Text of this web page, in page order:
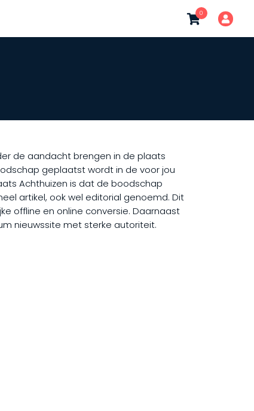
0
de aandacht brengen in de plaats
geplaatst wordt in de voor jou
Achthuizen is dat de boodschap
artikel, ook wel editorial genoemd. Dit
offline en online conversie. Daarnaast
nieuwssite met sterke autoriteit.